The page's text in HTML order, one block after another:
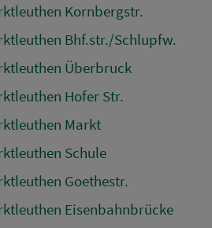
Kornbergstr.
Bhf.str./Schlupfw.
Überbruck
Hofer Str.
Markt
Schule
Goethestr.
Eisenbahnbrücke